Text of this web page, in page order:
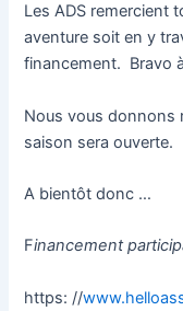
Les ADS remercient
aventure soit en y
financement. Bravo
Nous vous donnons
saison sera ouverte.
A bientôt donc …
Financement
https: //